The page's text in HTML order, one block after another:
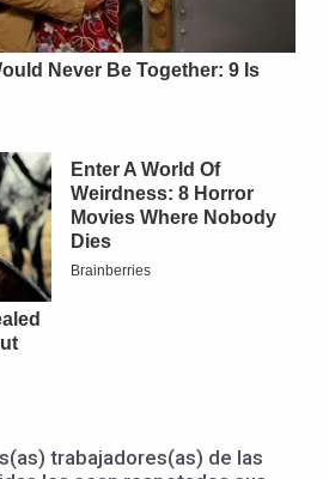
trabajadores(as) de las